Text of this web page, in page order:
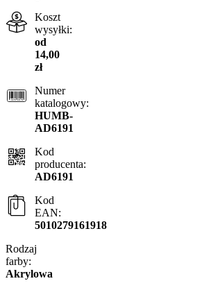
Koszt
wysyłki:
od
14,00
zł
Numer
katalogowy:
HUMB-
AD6191
Kod
producenta:
AD6191
Kod
EAN:
5010279161918
Rodzaj
farby:
Akrylowa